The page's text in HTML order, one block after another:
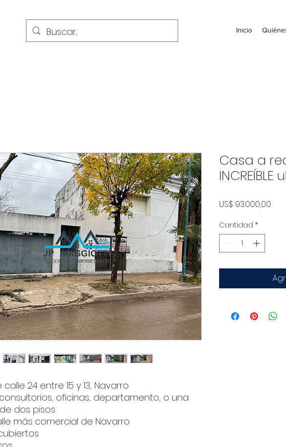
Inicio
24 entre 15 y 13, Navarro
oficinas, departamento, o una
dos pisos
más comercial de Navarro
Casa a
US$ 93.000,00
Cantidad *